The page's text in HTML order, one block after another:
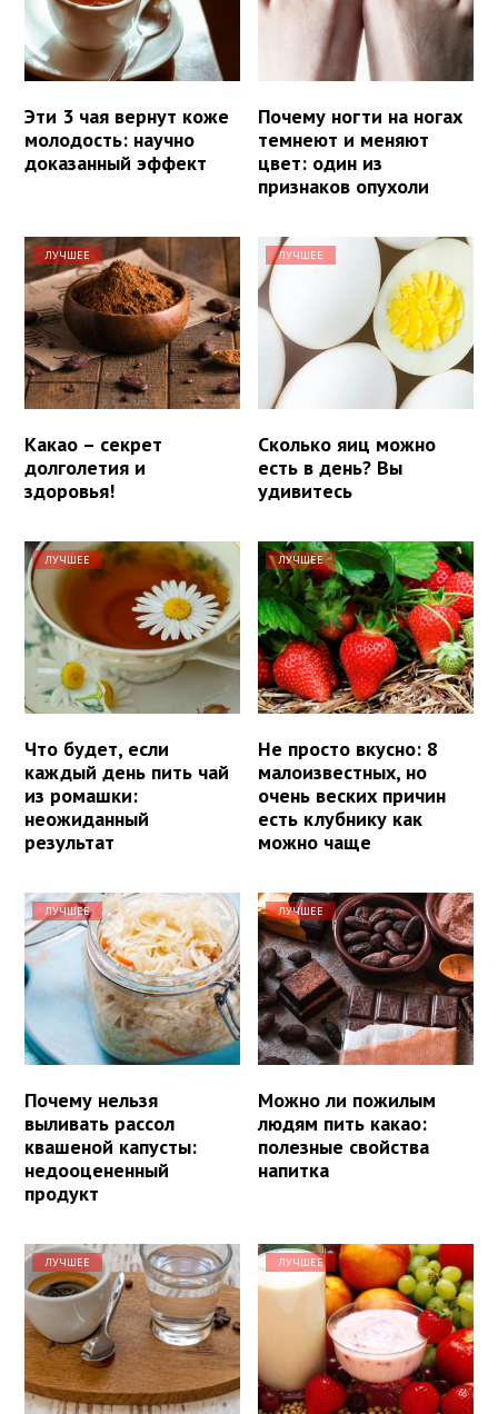
Эти 3 чая вернут коже
молодость: научно
доказанный эффект
Почему ногти на ногах
темнеют и меняют
цвет: один из
признаков опухоли
ЛУЧШЕЕ
Какао – секрет
долголетия и
здоровья!
ЛУЧШЕЕ
Сколько яиц можно
есть в день? Вы
удивитесь
ЛУЧШЕЕ
Что будет, если
каждый день пить чай
из ромашки:
неожиданный
результат
ЛУЧШЕЕ
Не просто вкусно: 8
малоизвестных, но
очень веских причин
есть клубнику как
можно чаще
ЛУЧШЕЕ
Почему нельзя
выливать рассол
квашеной капусты:
недооцененный
продукт
ЛУЧШЕЕ
Можно ли пожилым
людям пить какао:
полезные свойства
напитка
ЛУЧШЕЕ ЛУЧШЕЕ